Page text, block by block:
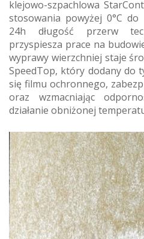
klejowo-szpachlowa
stosowania powyżej 0°C do
24h długość przerw
przyspiesza prace na
wyprawy wierzchniej staje
SpeedTop, który dodany do
się filmu ochronnego,
oraz wzmacniając
działanie obniżonej